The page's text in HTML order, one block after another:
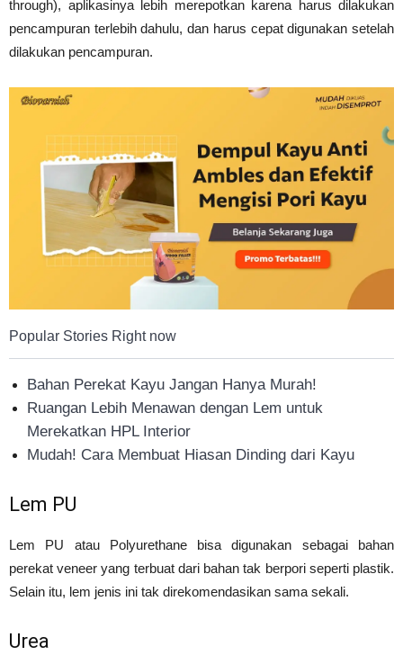
through), aplikasinya lebih merepotkan karena harus dilakukan
pencampuran terlebih dahulu, dan harus cepat digunakan setelah
dilakukan pencampuran.
Popular Stories Right now
Bahan Perekat Kayu Jangan Hanya Murah!
Ruangan Lebih Menawan dengan Lem untuk
Merekatkan HPL Interior
Mudah! Cara Membuat Hiasan Dinding dari Kayu
Lem PU
Lem PU atau Polyurethane bisa digunakan sebagai bahan
perekat veneer yang terbuat dari bahan tak berpori seperti plastik.
Selain itu, lem jenis ini tak direkomendasikan sama sekali.
Urea